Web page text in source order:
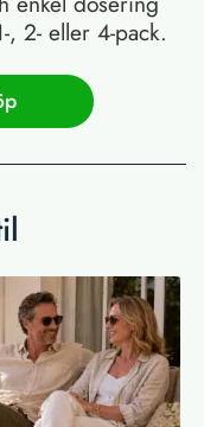
2- eller 4-pack.